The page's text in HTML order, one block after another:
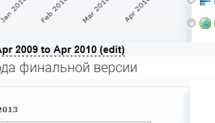
финальной версии